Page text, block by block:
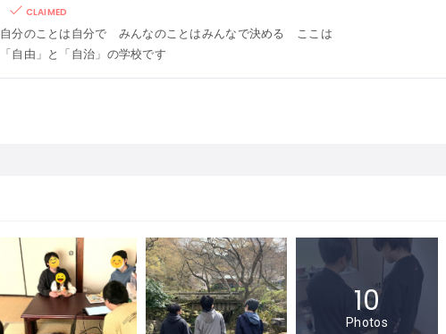
CLAIMED
自分のことは自分で みんなのことはみんなで決める ここは
「自由」と「自治」の学校です
10
Photos